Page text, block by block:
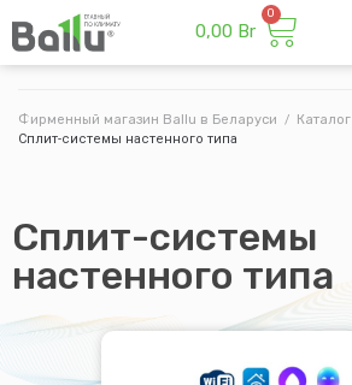
0,00 Br
Фирменный магазин Ballu в Беларуси / Каталог
Сплит-системы настенного типа
Сплит-системы
настенного типа